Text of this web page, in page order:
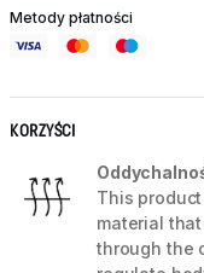
Metody płatności
KORZYŚCI
This
material
through the